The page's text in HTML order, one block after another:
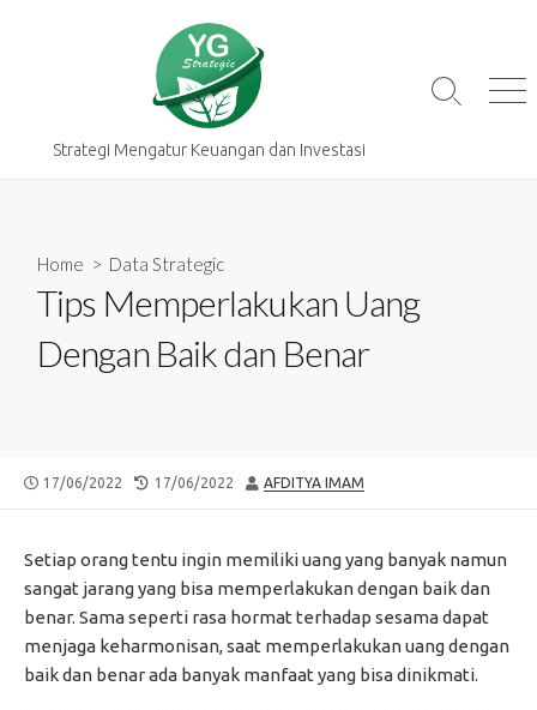
Strategi Mengatur Keuangan dan Investasi
Search
Home > Data Strategic
Tips Memperlakukan Uang
Dengan Baik dan Benar
PUBLISHED
17/06/2022
LAST
17/06/2022 AUTHOR
AFDITYA IMAM
Setiap orang tentu ingin memiliki uang yang banyak namun
sangat jarang yang bisa memperlakukan dengan baik dan
benar. Sama seperti rasa hormat terhadap sesama dapat
menjaga keharmonisan, saat memperlakukan uang dengan
baik dan benar ada banyak manfaat yang bisa dinikmati.